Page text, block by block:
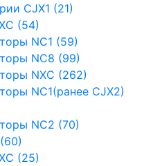
CJX1 (21)
(54)
NC1 (59)
NC8 (99)
NXC (262)
NC1(ранее CJX2)
NC2 (70)
(25)